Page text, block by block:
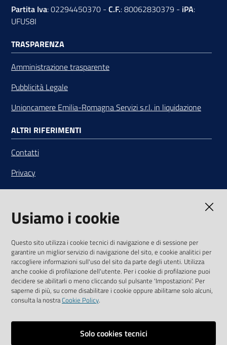
Partita Iva: 02294450370 - C.F.: 80062830379 - iPA:
UFUS8I
TRASPARENZA
Amministrazione trasparente
Pubblicità Legale
Unioncamere Emilia-Romagna Servizi s.r.l. in liquidazione
ALTRI RIFERIMENTI
Contatti
Privacy
Note legali
Media Policy
SEGUICI SU
YoutubeTwitterLinkedinFacebookInstagram
Usiamo i cookie
Questo sito utilizza i cookie tecnici di navigazione e di sessione per
garantire un miglior servizio di navigazione del sito, e cookie analitici per
raccogliere informazioni sull'uso del sito da parte degli utenti. Utilizza
anche cookie di profilazione dell'utente. Per i cookie di profilazione puoi
decidere se abilitarli o meno cliccando sul pulsante 'Impostazioni'. Per
saperne di più, su come disabilitare i cookie oppure abilitarne solo alcuni,
consulta la nostraCookie Policy.
Solo cookies tecnici